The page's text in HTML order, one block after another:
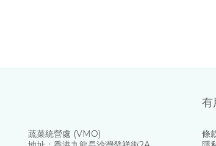
蔬菜統營處 (VMO)
有
條